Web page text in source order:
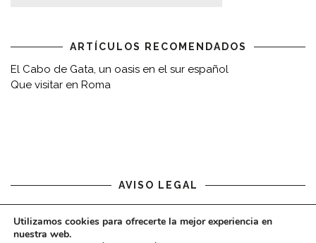
ARTÍCULOS RECOMENDADOS
El Cabo de Gata, un oasis en el sur español
Que visitar en Roma
AVISO LEGAL
Aviso legal
Utilizamos cookies para ofrecerte la mejor experiencia en
nuestra web.